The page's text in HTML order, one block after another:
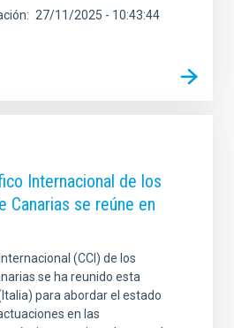
27/11/2025 - 10:43:44
Internacional de los
Canarias se reúne en
(CCI) de los
se ha reunido esta
para abordar el estado
en las